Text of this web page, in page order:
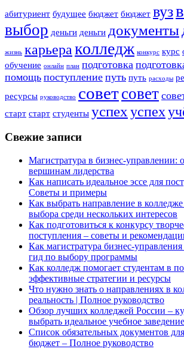
абитуриент будущее бюджет бюджет вуз
выбор деньги деньги документы
жизнь карьера колледж конкурс курс
обучение онлайн план подготовка
помощь поступление путь путь расходы
ресурсы руководство советсовет
старт старт студенты успехуспех
Свежие записи
Магистратура в бизнес-управлении:
вершинам лидерства
Как написать идеальное эссе для
Советы и примеры
Как выбрать направление в
выбора среди нескольких интересов
Как подготовиться к конкурсу
поступления – советы и
Как магистратура бизнес-управления
гид по выбору программы
Как колледж помогает студентам в
эффективные стратегии и ресурсы
Что нужно знать о направлениях в
реальность | Полное руководство
Обзор лучших колледжей России –
выбрать идеальное учебное заведение
Список обязательных документов
бюджет – Полное руководство